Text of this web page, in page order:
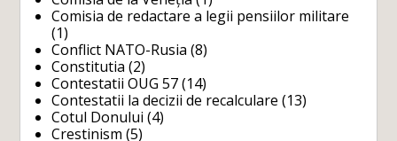
Comisia de redactare a legii pensiilor militare
(1)
Conflict NATO-Rusia (8)
Constitutia (2)
Contestatii OUG 57 (14)
Contestatii la decizii de recalculare (13)
Cotul Donului (4)
Crestinism (5)